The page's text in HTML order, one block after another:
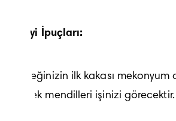
En İyi İpuçları:
Bebeğinizin ilk kakası
bebek mendilleri işinizi görecektir.